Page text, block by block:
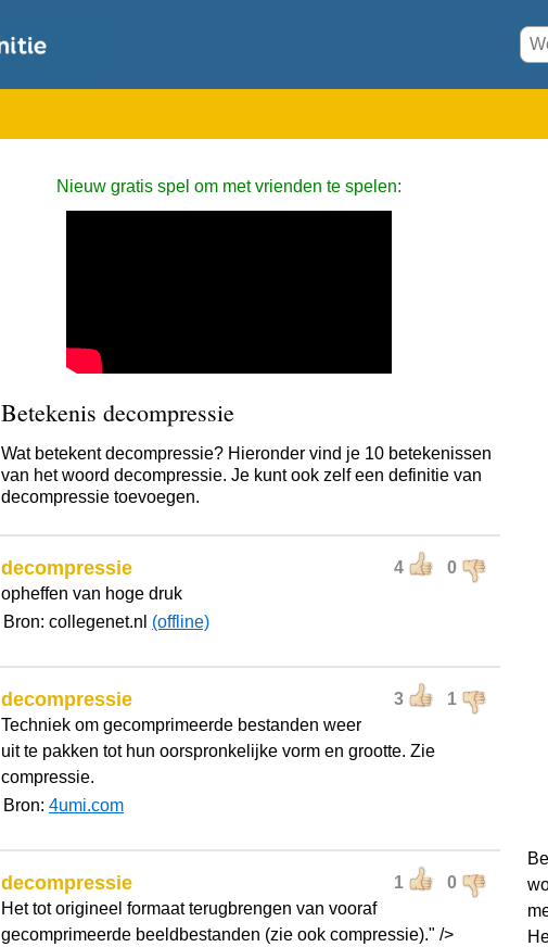
Nieuw gratis spel om met vrienden te spelen:
Betekenis decompressie
Wat betekent decompressie? Hieronder vind je 10 betekenissen
van het woord decompressie. Je kunt ook zelf een definitie van
decompressie toevoegen.
4 0
decompressie
opheffen van hoge druk
Bron: collegenet.nl (offline)
3 1
decompressie
Techniek om gecomprimeerde bestanden weer
uit te pakken tot hun oorspronkelijke vorm en grootte. Zie
compressie.
Bron: 4umi.com
1 0
decompressie
Het tot origineel formaat terugbrengen van vooraf
gecomprimeerde beeldbestanden (zie ook compressie)." />